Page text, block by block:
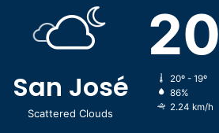
San José
Scattered Clouds
20
20º - 19º
86%
2.24 km/h